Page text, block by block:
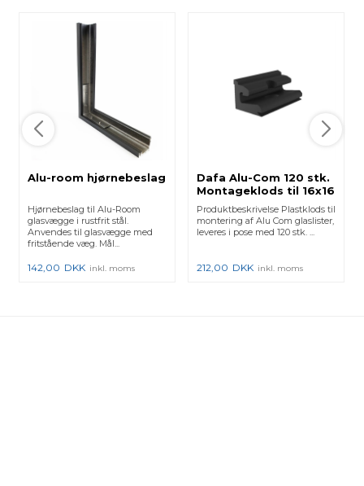
Alu-room hjørnebeslag
Hjørnebeslag til Alu-Room
glasvægge i rustfrit stål.
Anvendes til glasvægge med
fritstående væg. Mål...
142,00 DKK inkl. moms
Dafa Alu-Com 120 stk.
Montageklods til 16x16
Produktbeskrivelse Plastklods til
montering af Alu Com glaslister,
leveres i pose med 120 stk. ...
212,00 DKK inkl. moms